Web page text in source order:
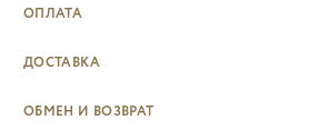
ОПЛАТА
ДОСТАВКА
ОБМЕН И ВОЗВРАТ